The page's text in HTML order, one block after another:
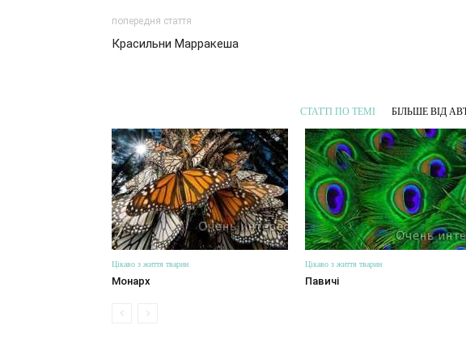
попередня стаття
Красильни Марракеша
СТАТТІ ПО ТЕМІ БІЛЬШЕ ВІД
Цікаво з життя тварин
Монарх
Цікаво з життя тварин
Павичі